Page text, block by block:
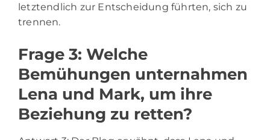
letztendlich zur Entscheidung führten, sich zu
trennen.
Frage 3: Welche
Bemühungen unternahmen
Lena und Mark, um ihre
Beziehung zu retten?